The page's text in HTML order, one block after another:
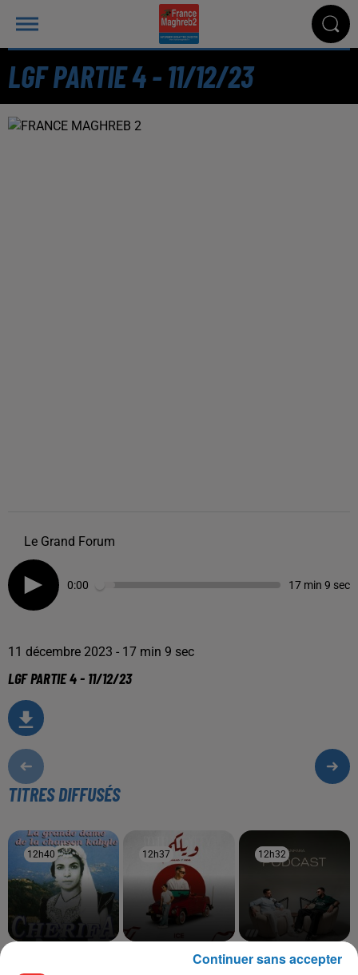
LGF PARTIE 4 - 11/12/23
Le Grand Forum
0:00 17 min 9 sec
11 décembre 2023 - 17 min 9 sec
LGF PARTIE 4 - 11/12/23
TITRES DIFFUSÉS
12h40
12h40
Echah Arnouyas
12h37
12h37
SAMAD, RDB
12h32
12h32
SANFARA
Continuer sans accepter